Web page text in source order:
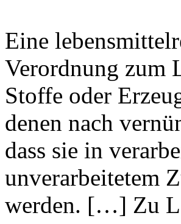
Eine
Verordnung zum
Stoffe oder
denen nach
dass sie in
unverarbeitetem
werden. […] Zu